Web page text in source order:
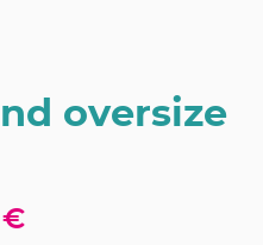
oversize
€